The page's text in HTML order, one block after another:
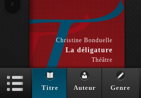
Christine Bonduelle
La déligature
Théâtre
Z
Titre Auteur Genre